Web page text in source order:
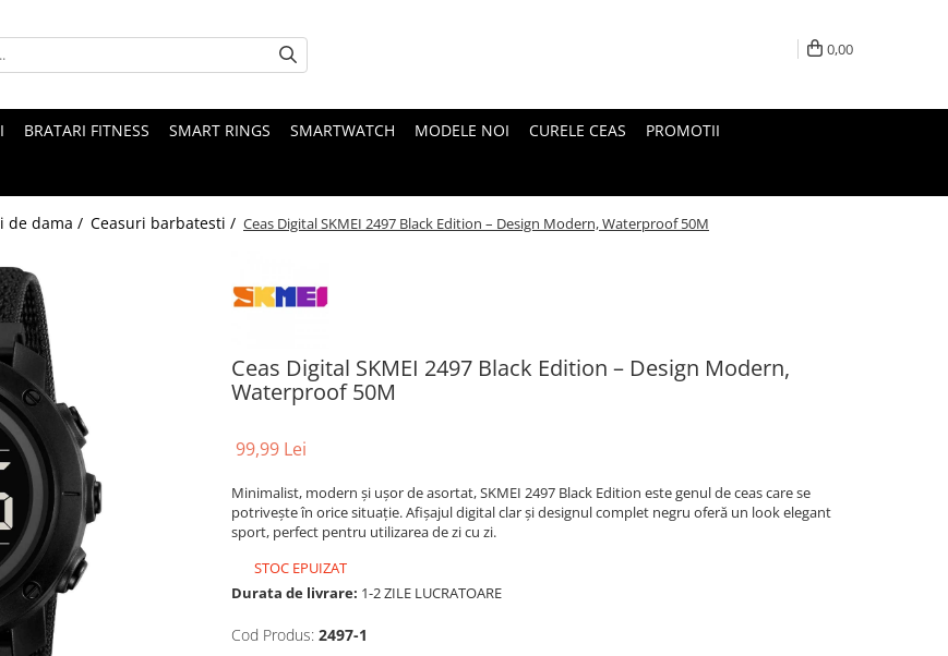
0,00
BRATARI FITNESS SMART RINGS SMARTWATCH MODELE NOI CURELE CEAS PROMOTII
de dama / Ceasuri barbatesti / Ceas Digital SKMEI 2497 Black Edition – Design Modern, Waterproof 50M
Ceas Digital SKMEI 2497 Black Edition – Design Modern,
Waterproof 50M
99,99 Lei
Minimalist, modern și ușor de asortat, SKMEI 2497 Black Edition este genul de ceas care se
potrivește în orice situație. Afișajul digital clar și designul complet negru oferă un look elegant
sport, perfect pentru utilizarea de zi cu zi.
STOC EPUIZAT
Durata de livrare: 1-2 ZILE LUCRATOARE
Cod Produs: 2497-1